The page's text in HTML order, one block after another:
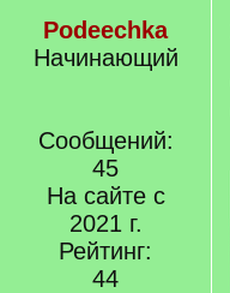
Podeechka
Начинающий
Сообщений:
45
На сайте с
2021 г.
Рейтинг:
44